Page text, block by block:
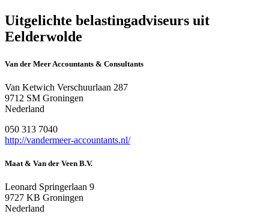
Uitgelichte belastingadviseurs uit
Eelderwolde
Van der Meer Accountants & Consultants
Van Ketwich Verschuurlaan 287
9712 SM Groningen
Nederland
050 313 7040
http://vandermeer-accountants.nl/
Maat & Van der Veen B.V.
Leonard Springerlaan 9
9727 KB Groningen
Nederland